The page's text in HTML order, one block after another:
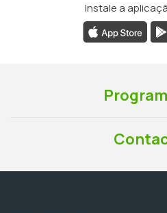
Instale a